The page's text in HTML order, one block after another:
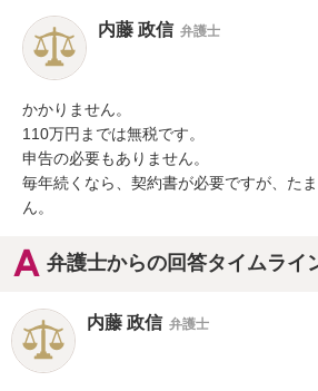
内藤 政信 弁護士
かかりません。
110万円までは無税です。
申告の必要もありません。
毎年続くなら、契約書が必要ですが、た
ん。
弁護士からの回答タイムライ
内藤 政信 弁護士